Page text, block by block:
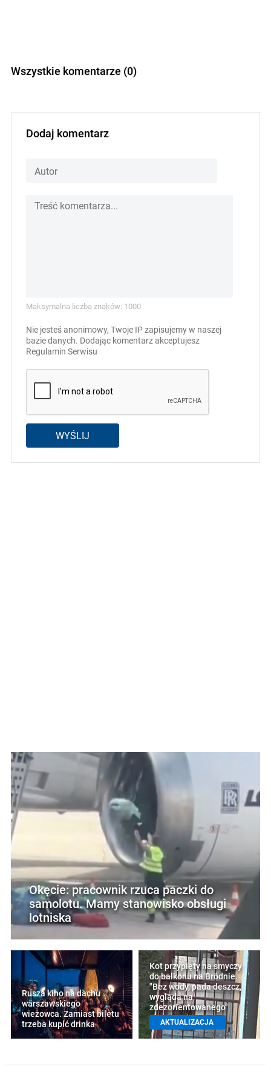
Wszystkie komentarze (0)
Dodaj komentarz
Maksymalna liczba znaków: 1000
Nie jesteś anonimowy, Twoje IP zapisujemy w naszej
bazie danych. Dodając komentarz akceptujesz
Regulamin Serwisu
WYŚLIJ
Okęcie: pracownik rzuca paczki do
samolotu. Mamy stanowisko obsługi
lotniska
Rusza kino na dachu
warszawskiego
wieżowca. Zamiast biletu
trzeba kupić drinka
Kot przypięty na smyczy
do balkonu na Bródnie.
"Bez wody, pada deszcz,
wygląda na
zdezorientowanego"
AKTUALIZACJA